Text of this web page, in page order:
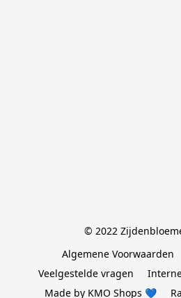
© 2022
Algemene Voorwaarden
Veelgestelde vragen
Made by KMO Shops 💙